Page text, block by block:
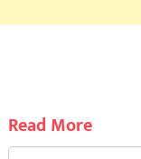
Read More